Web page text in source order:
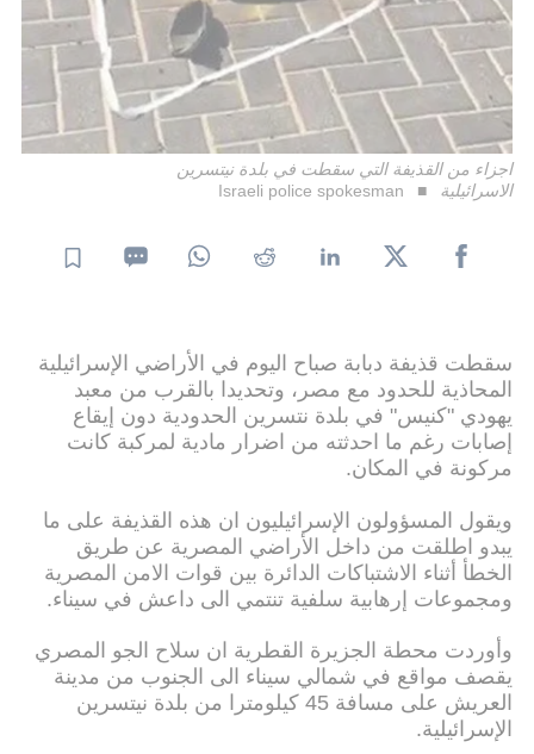
اجزاء من القذيفة التي سقطت في بلدة نيتسرين
الاسرائيلية
Israeli police spokesman
سقطت قذيفة دبابة صباح اليوم في الأراضي الإسرائيلية
المحاذية للحدود مع مصر، وتحديدا بالقرب من معبد
يهودي "كنيس" في بلدة نتسرين الحدودية دون إيقاع
إصابات رغم ما احدثته من اضرار مادية لمركبة كانت
مركونة في المكان.
ويقول المسؤولون الإسرائيليون ان هذه القذيفة على ما
يبدو اطلقت من داخل الأراضي المصرية عن طريق
الخطأ أثناء الاشتباكات الدائرة بين قوات الامن المصرية
ومجموعات إرهابية سلفية تنتمي الى داعش في سيناء.
وأوردت محطة الجزيرة القطرية ان سلاح الجو المصري
يقصف مواقع في شمالي سيناء الى الجنوب من مدينة
العريش على مسافة 45 كيلومترا من بلدة نيتسرين
الإسرائيلية.